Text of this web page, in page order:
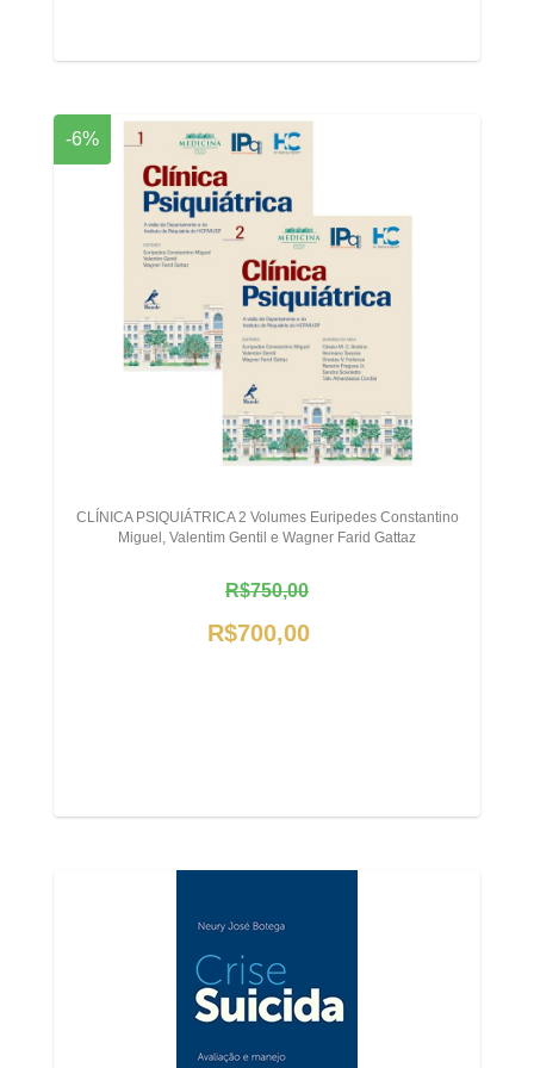
-6%
CLÍNICA PSIQUIÁTRICA 2 Volumes Euripedes Constantino
Miguel, Valentim Gentil e Wagner Farid Gattaz
R$750,00
R$700,00